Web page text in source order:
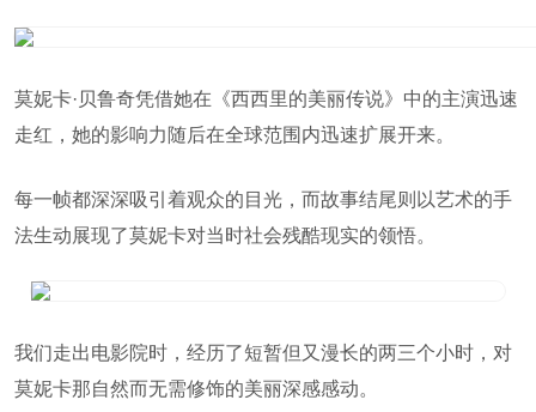
莫妮卡·贝鲁奇凭借她在《西西里的美丽传说》中的主演迅速
走红，她的影响力随后在全球范围内迅速扩展开来。
每一帧都深深吸引着观众的目光，而故事结尾则以艺术的手
法生动展现了莫妮卡对当时社会残酷现实的领悟。
我们走出电影院时，经历了短暂但又漫长的两三个小时，对
莫妮卡那自然而无需修饰的美丽深感感动。